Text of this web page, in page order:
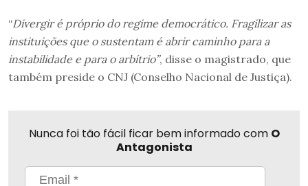
“Divergir é próprio do regime democrático. Fragilizar as
instituições que o sustentam é abrir caminho para a
instabilidade e para o arbítrio”, disse o magistrado, que
também preside o CNJ (Conselho Nacional de Justiça).
Nunca foi tão fácil ficar bem informado com O
Antagonista